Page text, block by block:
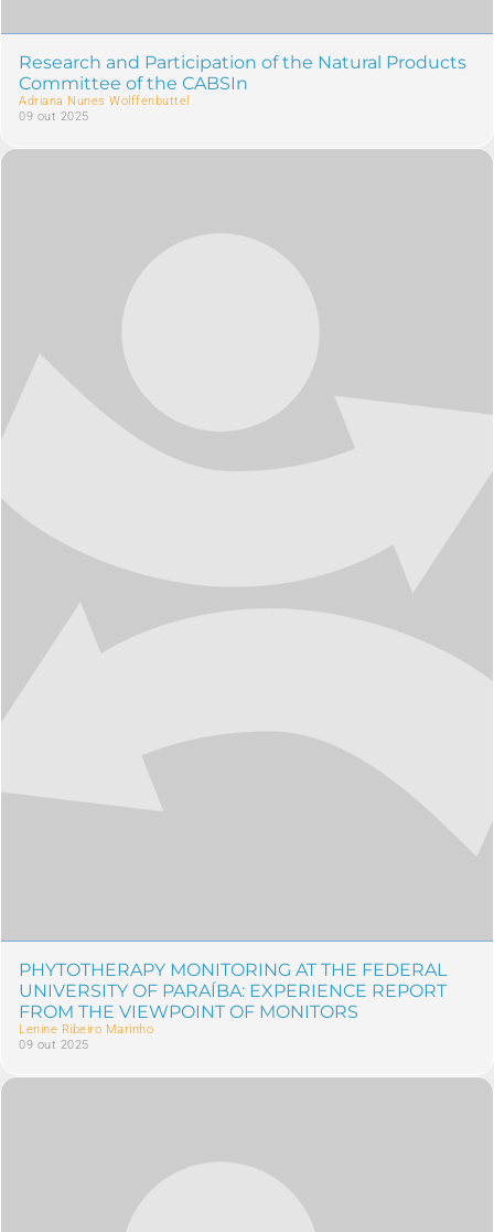
Research and Participation of the Natural Products
Committee of the CABSIn
Adriana Nunes Wolffenbuttel
09 out 2025
PHYTOTHERAPY MONITORING AT THE FEDERAL
UNIVERSITY OF PARAÍBA: EXPERIENCE REPORT
FROM THE VIEWPOINT OF MONITORS
Lenine Ribeiro Marinho
09 out 2025